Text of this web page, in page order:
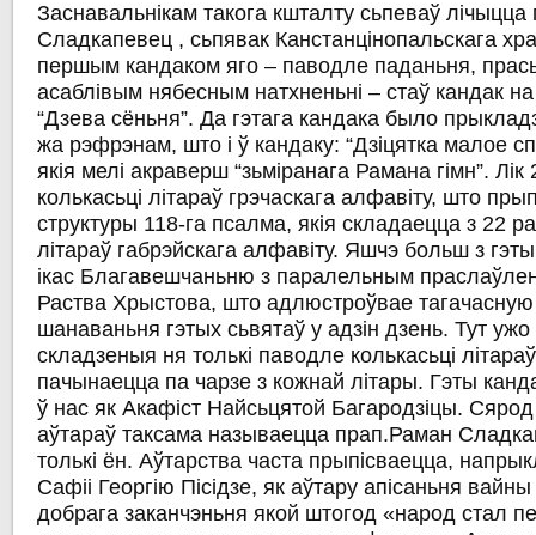
Заснавальнікам такога кшталту сьпеваў лічыцца
Сладкапевец , сьпявак Канстанцінопальскага
першым кандаком яго – паводле паданьня,
асаблівым нябесным натхненьні – стаў кандак
“Дзева сёньня”. Да гэтага кандака было
жа рэфрэнам, што і ў кандаку: “Дзіцятка малое
якія мелі акраверш “зьміранага Рамана гімн”.
колькасьці літараў грэчаскага алфавіту, што
структуры 118-га псалма, якія складаецца з 22
літараў габрэйскага алфавіту. Яшчэ больш з
ікас Благавешчаньню з паралельным
Раства Хрыстова, што адлюстроўвае
шанаваньня гэтых сьвятаў у адзін дзень. Тут
складзеныя ня толькі паводле колькасьці
пачынаецца па чарзе з кожнай літары. Гэты
ў нас якАкафіст Найсьцятой Багародзіцы.
аўтараў таксама называецца прап.Раман
толькі ён. Аўтарства часта прыпісваецца,
Сафіі Георгію Пісідзе, як аўтару апісаньня
добрага заканчэньня якой штогод«народ стал